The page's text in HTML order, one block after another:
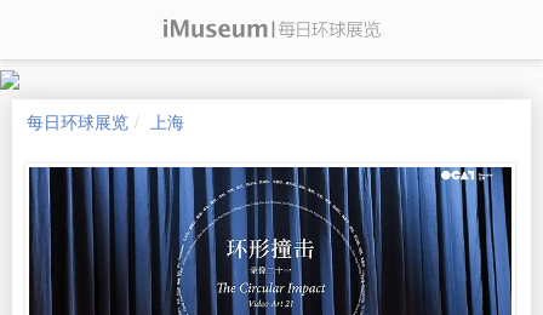
每日环球展览 上海